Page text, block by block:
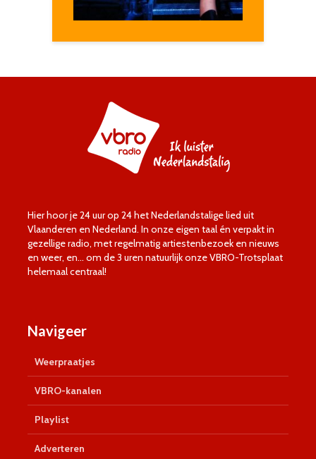
Hier hoor je 24 uur op 24 het Nederlandstalige lied uit
Vlaanderen en Nederland. In onze eigen taal én verpakt in
gezellige radio, met regelmatig artiestenbezoek en nieuws
en weer, en… om de 3 uren natuurlijk onze VBRO-Trotsplaat
helemaal centraal!
Navigeer
Weerpraatjes
VBRO-kanalen
Playlist
Adverteren